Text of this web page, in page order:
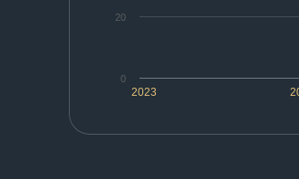
2023
0
20